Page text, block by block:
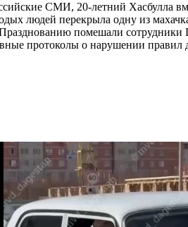
СМИ, 20-летний Хасбулла
людей перекрыла одну из
помешали сотрудники
протоколы о нарушении правил